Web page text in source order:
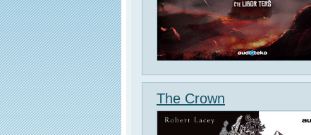
The Crown